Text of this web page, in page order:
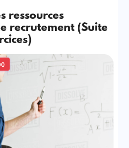
ressources
recrutement (Suite